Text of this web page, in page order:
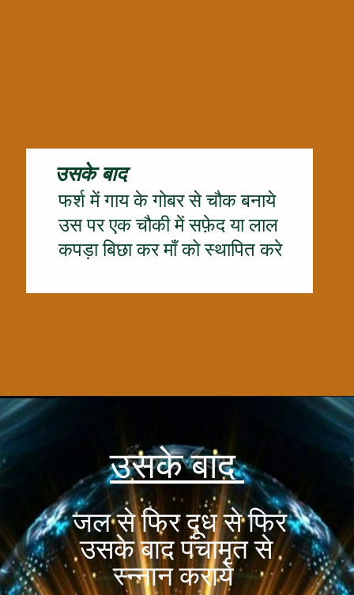
उसके बाद
फर्श में गाय के गोबर से चौक बनाये
उस पर एक चौकी में सफ़ेद या लाल
कपड़ा बिछा कर माँ को स्थापित करे
उसके बाद
जल से फिर दूध से फिर
उसके बाद पंचामृत से
स्न्नान कराये